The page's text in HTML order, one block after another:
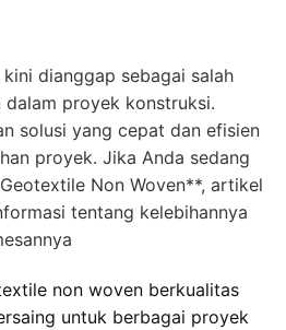
dianggap sebagai salah
proyek konstruksi.
solusi yang cepat dan efisien
proyek. Jika Anda sedang
Non Woven**, artikel
tentang kelebihannya
non woven berkualitas
untuk berbagai proyek